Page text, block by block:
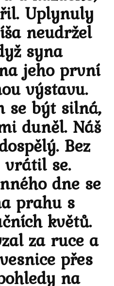
Uplynuly
neudržel
syna
jeho první
výstavu.
se být silná,
duněl. Náš
Bez
vrátil se.
dne se
prahu s
květů.
za ruce a
přes
na